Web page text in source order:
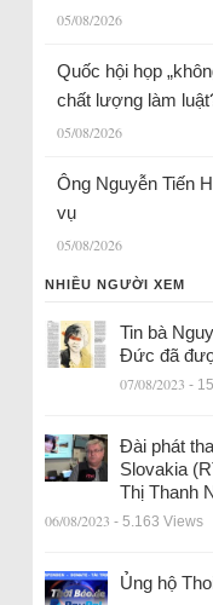
05/08/2026
Quốc hội họp
chất lượng làm
05/08/2026
Ông Nguyễn Tiến
vụ
05/08/2026
NHIỀU NGƯỜI XEM
Tin bà
Đức đã
07/08/2023 -
Đài phát
Slovakia
Thị Thanh
06/08/2023 - 5.163 Views
Ủng hộ